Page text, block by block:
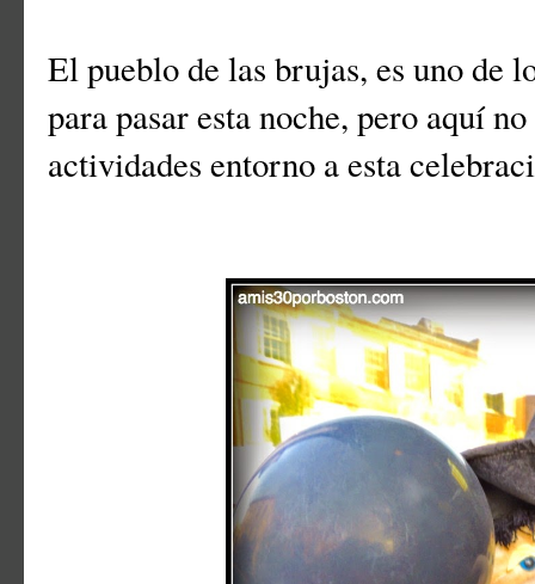
El pueblo de las brujas, es uno de
para pasar esta noche, pero aquí
actividades entorno a esta